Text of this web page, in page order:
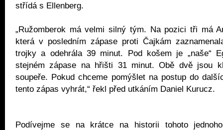
střídá s Ellenberg.
„Ružomberok má velmi silný tým. Na pozici tři má
která v posledním zápase proti Čajkám
trojky a odehrála 39 minut. Pod košem je „naše“
stejném zápase na hřišti 31 minut. Obě dvě jsou
soupeře. Pokud chceme pomýšlet na postup do
tento zápas vyhrát,“ řekl před utkáním Daniel Kurucz.
Podívejme se na krátce na historii tohoto